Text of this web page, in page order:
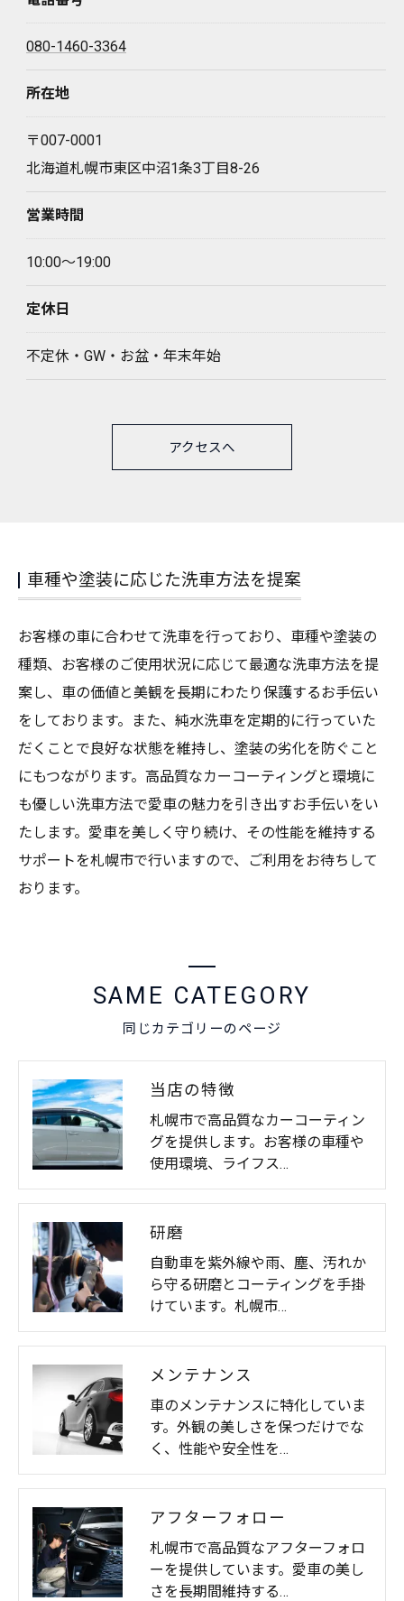
080-1460-3364
所在地
〒007-0001
北海道札幌市東区中沼1条3丁目8-26
営業時間
10:00～19:00
定休日
不定休・GW・お盆・年末年始
アクセスへ
車種や塗装に応じた洗車方法を提案
お客様の車に合わせて洗車を行っており、車種や塗装の
種類、お客様のご使用状況に応じて最適な洗車方法を提
案し、車の価値と美観を長期にわたり保護するお手伝い
をしております。また、純水洗車を定期的に行っていた
だくことで良好な状態を維持し、塗装の劣化を防ぐこと
にもつながります。高品質なカーコーティングと環境に
も優しい洗車方法で愛車の魅力を引き出すお手伝いをい
たします。愛車を美しく守り続け、その性能を維持する
サポートを札幌市で行いますので、ご利用をお待ちして
おります。
同じカテゴリーのページ
SAME CATEGORY
当店の特徴
札幌市で高品質なカーコーティン
グを提供します。お客様の車種や
使用環境、ライフス…
研磨
自動車を紫外線や雨、塵、汚れか
ら守る研磨とコーティングを手掛
けています。札幌市…
メンテナンス
車のメンテナンスに特化していま
す。外観の美しさを保つだけでな
く、性能や安全性を…
アフターフォロー
札幌市で高品質なアフターフォロ
ーを提供しています。愛車の美し
さを長期間維持する…